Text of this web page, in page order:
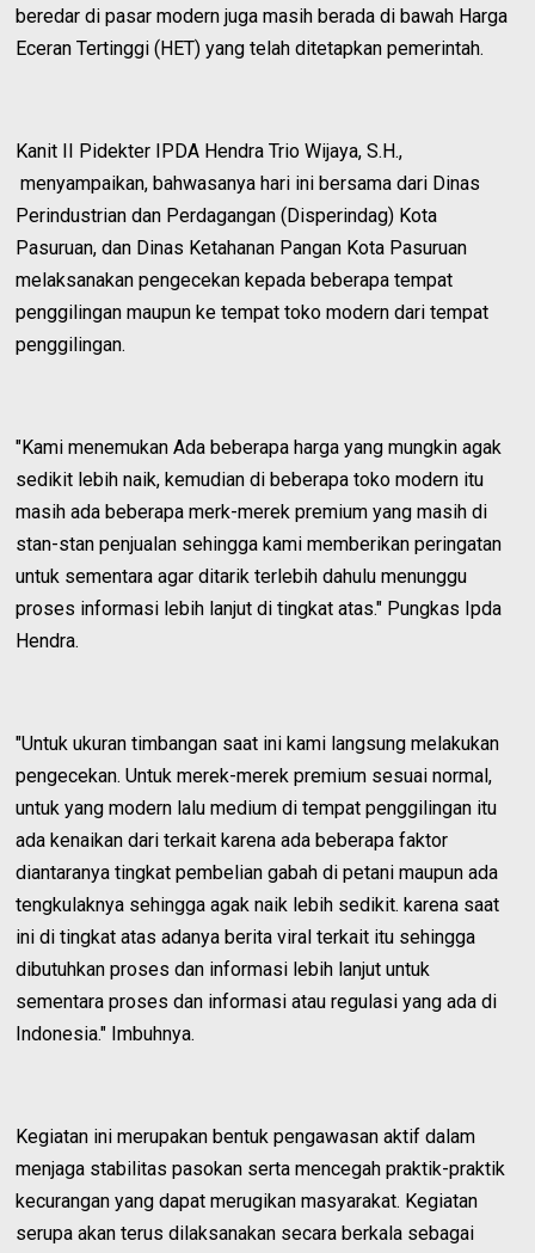
beredar di pasar modern juga masih berada di bawah Harga
Eceran Tertinggi (HET) yang telah ditetapkan pemerintah.
Kanit II Pidekter IPDA Hendra Trio Wijaya, S.H.,
menyampaikan, bahwasanya hari ini bersama dari Dinas
Perindustrian dan Perdagangan (Disperindag) Kota
Pasuruan, dan Dinas Ketahanan Pangan Kota Pasuruan
melaksanakan pengecekan kepada beberapa tempat
penggilingan maupun ke tempat toko modern dari tempat
penggilingan.
"Kami menemukan Ada beberapa harga yang mungkin agak
sedikit lebih naik, kemudian di beberapa toko modern itu
masih ada beberapa merk-merek premium yang masih di
stan-stan penjualan sehingga kami memberikan peringatan
untuk sementara agar ditarik terlebih dahulu menunggu
proses informasi lebih lanjut di tingkat atas." Pungkas Ipda
Hendra.
"Untuk ukuran timbangan saat ini kami langsung melakukan
pengecekan. Untuk merek-merek premium sesuai normal,
untuk yang modern lalu medium di tempat penggilingan itu
ada kenaikan dari terkait karena ada beberapa faktor
diantaranya tingkat pembelian gabah di petani maupun ada
tengkulaknya sehingga agak naik lebih sedikit. karena saat
ini di tingkat atas adanya berita viral terkait itu sehingga
dibutuhkan proses dan informasi lebih lanjut untuk
sementara proses dan informasi atau regulasi yang ada di
Indonesia." Imbuhnya.
Kegiatan ini merupakan bentuk pengawasan aktif dalam
menjaga stabilitas pasokan serta mencegah praktik-praktik
kecurangan yang dapat merugikan masyarakat. Kegiatan
serupa akan terus dilaksanakan secara berkala sebagai